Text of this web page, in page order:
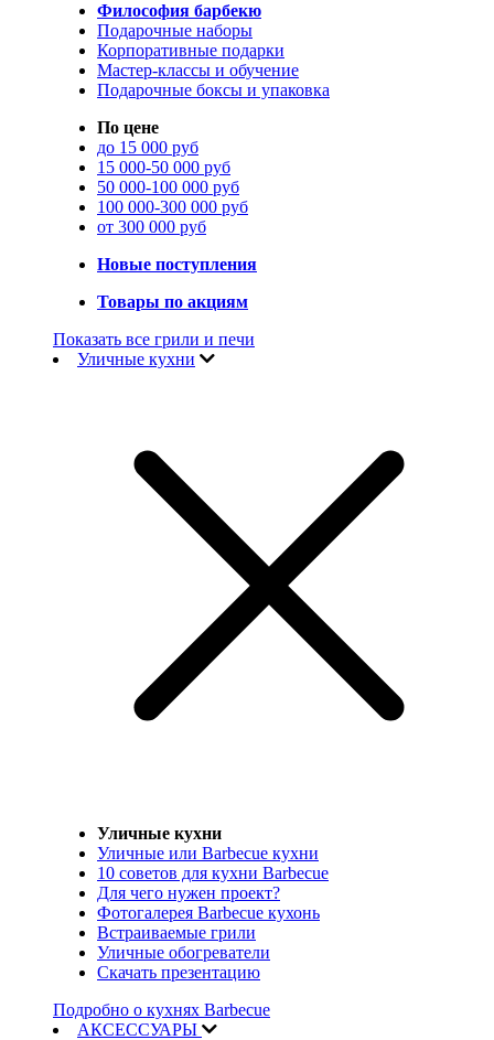
Философия барбекю
Подарочные наборы
Корпоративные подарки
Мастер-классы и обучение
Подарочные боксы и упаковка
По цене
до 15 000 руб
15 000-50 000 руб
50 000-100 000 руб
100 000-300 000 руб
от 300 000 руб
Новые поступления
Товары по акциям
Показать все грили и печи
Уличные кухни
Уличные кухни
Уличные или Barbecue кухни
10 советов для кухни Barbecue
Для чего нужен проект?
Фотогалерея Barbecue кухонь
Встраиваемые грили
Уличные обогреватели
Скачать презентацию
Подробно о кухнях Barbecue
АКСЕССУАРЫ